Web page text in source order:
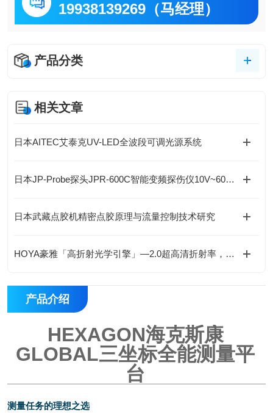
19938139269（马经理）
产品分类
相关文章
日本AITEC艾泰克UV-LED全波段可调光源系统
日本JP-Probe探头JPR-600C智能变频探伤仪10V~600V自适应，一机300种波形！
日本武藏点胶机精密点胶原理与流量控制技术研究
HOYA豪雅「高折射光学引擎」—2.0超高清折射率，重新定义成像极限！
产品介绍
HEXAGON海克斯康
GLOBAL三坐标全能测量平
台
测量任务的理想之选